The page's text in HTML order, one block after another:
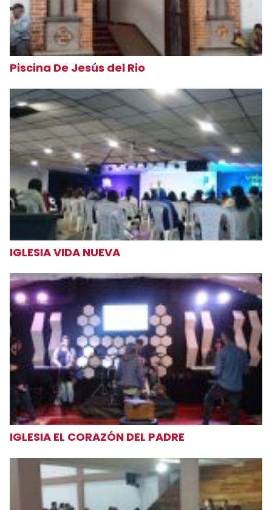
Piscina De Jesús del Rio
IGLESIA VIDA NUEVA
IGLESIA EL CORAZÓN DEL PADRE